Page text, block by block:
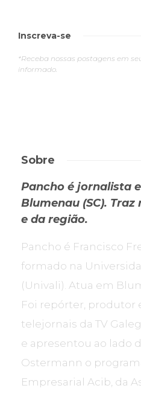
Inscreva-se
*Receba nossas postagens em
informado.
Sobre
Pancho é jornalista
Blumenau (SC).
e da região.
Pancho é Francisco
formado na
(Univali). Atua em
Foi repórter, produtor
telejornais da TV
e apresentou ao lado
Ostermann o
Empresarial Acib, da